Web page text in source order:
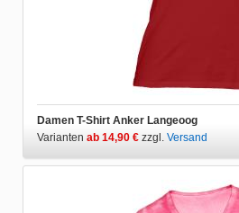
Damen T-Shirt Anker Langeoog
Varianten ab 14,90 € zzgl. Versand